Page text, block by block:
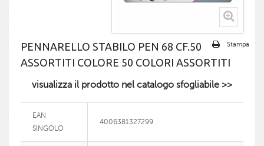
PENNARELLO STABILO PEN 68 CF.50
ASSORTITI COLORE 50 COLORI ASSORTITI
visualizza il prodotto nel catalogo sfogliabile >>
Stampa
EAN
SINGOLO
4006381327299